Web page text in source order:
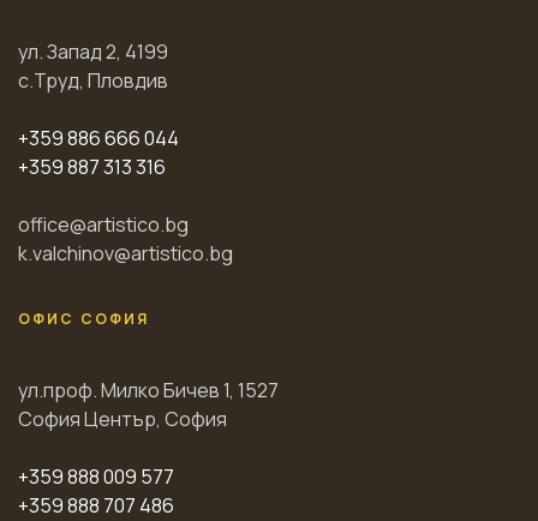
ул. Запад 2, 4199
с.Труд, Пловдив
+359 886 666 044
+359 887 313 316
office@artistico.bg
k.valchinov@artistico.bg
ОФИС СОФИЯ
ул.проф. Милко Бичев 1, 1527
София Център, София
+359 888 009 577
+359 888 707 486